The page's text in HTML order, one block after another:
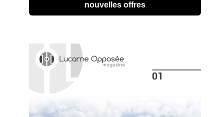
nouvelles offres